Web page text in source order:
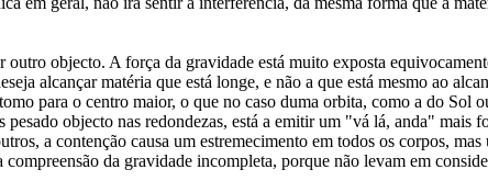
objecto. A força da gravidade está muito exposta
alcançar matéria que está longe, e não a que está mesmo ao
para o centro maior, o que no caso duma orbita, como a do Sol
objecto nas redondezas, está a emitir um "vá lá, anda" mais
a contenção causa um estremecimento em todos os corpos,
da gravidade incompleta, porque não levam em